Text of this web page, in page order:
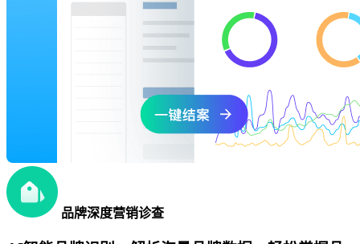
品牌深度营销诊查